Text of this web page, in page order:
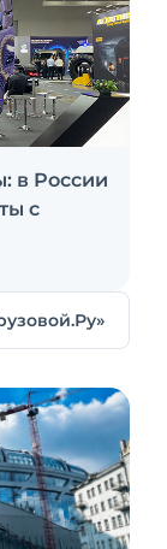
в России
с